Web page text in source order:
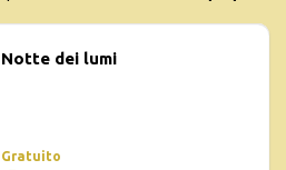
Notte dei lumi
Gratuito